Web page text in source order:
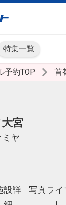
特集一覧
予約TOP 首
宮
ミヤ
設詳
写真ライ